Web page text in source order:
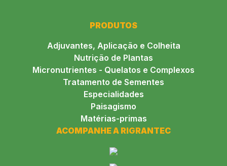
PRODUTOS
Adjuvantes, Aplicação e Colheita
Nutrição de Plantas
Micronutrientes - Quelatos e Complexos
Tratamento de Sementes
Especialidades
Paisagismo
Matérias-primas
ACOMPANHE A RIGRANTEC